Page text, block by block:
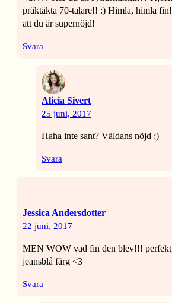
präktäkta 70-talare!! :) Himla, himla
att du är supernöjd!
Svara
Alicia Sivert
25 juni, 2017
Haha inte sant? Väldans nöjd :)
Svara
Jessica Andersdotter
22 juni, 2017
MEN WOW vad fin den blev!!!
jeansblå färg <3
Svara